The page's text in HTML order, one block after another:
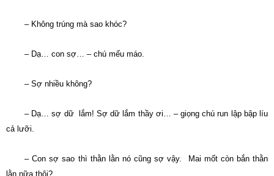
– Không trúng mà sao khóc?
– Dạ… con sợ… – chú mếu máo.
– Sợ nhiều không?
– Dạ… sợ dữ lắm! Sợ dữ lắm thầy ơi… – giọng chú run lập bập líu
cả lưỡi.
– Con sợ sao thì thằn lằn nó cũng sợ vậy. Mai mốt còn bắn thằn
lằn nữa thôi?